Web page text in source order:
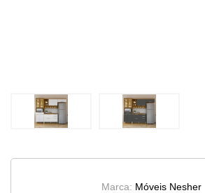
Marca: Móveis Nesher